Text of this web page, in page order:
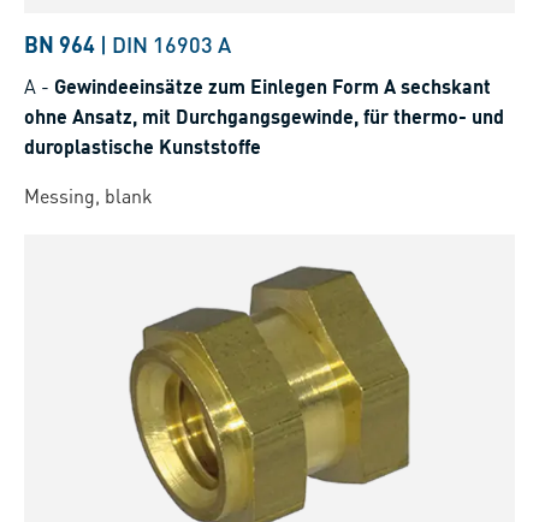
BN 964 | DIN 16903 A
A - Gewindeeinsätze zum Einlegen Form A sechskant
ohne Ansatz, mit Durchgangsgewinde, für thermo- und
duroplastische Kunststoffe
Messing, blank